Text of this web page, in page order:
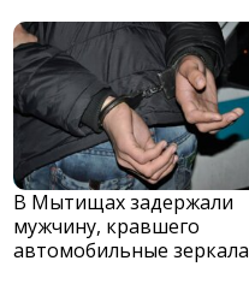
В Мытищах задержали
мужчину, кравшего
автомобильные зеркала